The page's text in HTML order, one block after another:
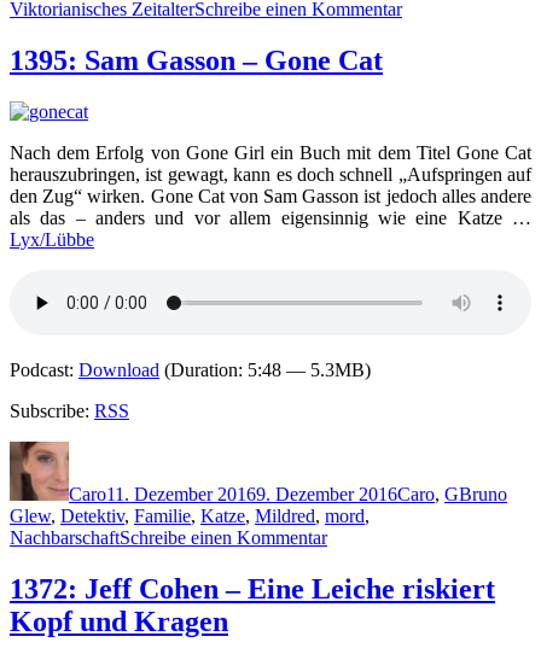
Viktorianisches ZeitalterSchreibe einen Kommentarzu
der
Mangle
Street
1395: Sam Gasson – Gone Cat
Nach dem Erfolg von Gone Girl ein Buch mit dem Titel Gone Cat
herauszubringen, ist gewagt, kann es doch schnell „Aufspringen auf
den Zug“ wirken. Gone Cat von Sam Gasson ist jedoch alles andere
als das – anders und vor allem eigensinnig wie eine Katze …
Lyx/Lübbe
Podcast: Download (Duration: 5:48 — 5.3MB)
Subscribe: RSS
Autor
Caro11. Dezember 20169. Dezember 2016Caro, GBruno
Glew, Detektiv, Familie, Katze, Mildred, mord,
NachbarschaftSchreibe einen Kommentarzu
Sam
Gasson
1372: Jeff Cohen – Eine Leiche riskiert
Kopf und Kragen